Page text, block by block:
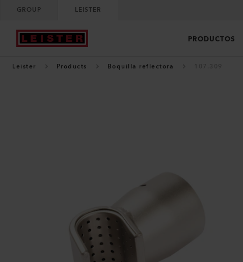
GROUP LEISTER
PRODUCTOS
Leister Products Boquilla reflectora